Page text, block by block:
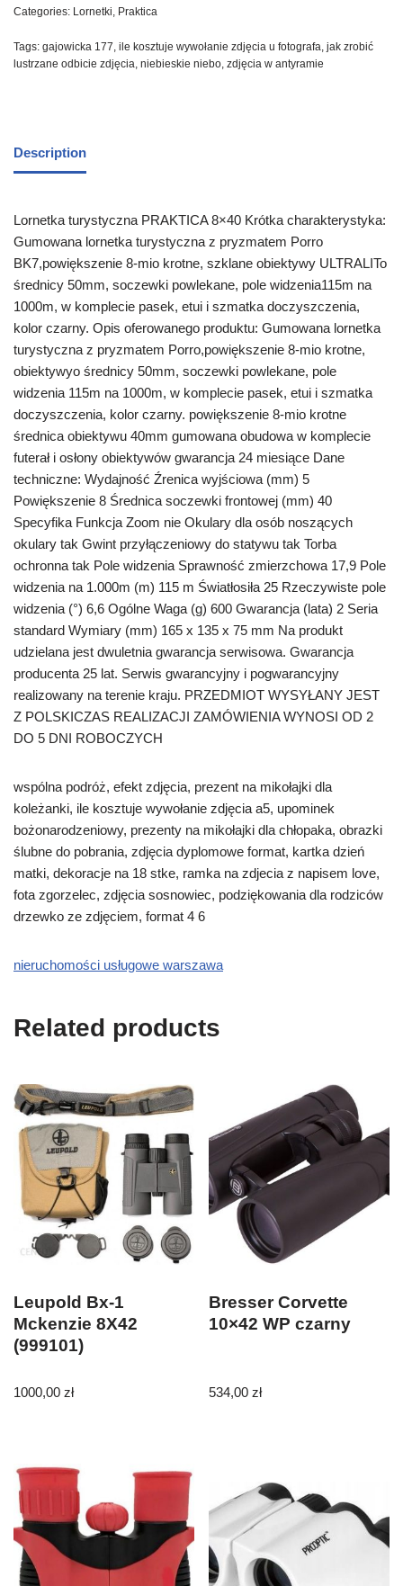
Categories: Lornetki Praktica
Tags: gajowicka 177 ile kosztuje wywołanie zdjęcia u fotografa jak zrobić
lustrzane odbicie zdjęcia niebieskie niebo zdjęcia w antyramie
Description
Lornetka turystyczna PRAKTICA 8×40 Krótka charakterystyka:
Gumowana lornetka turystyczna z pryzmatem Porro
BK7,powiększenie 8-mio krotne, szklane obiektywy ULTRALITo
średnicy 50mm, soczewki powlekane, pole widzenia115m na
1000m, w komplecie pasek, etui i szmatka doczyszczenia,
kolor czarny. Opis oferowanego produktu: Gumowana lornetka
turystyczna z pryzmatem Porro,powiększenie 8-mio krotne,
obiektywyo średnicy 50mm, soczewki powlekane, pole
widzenia 115m na 1000m, w komplecie pasek, etui i szmatka
doczyszczenia, kolor czarny. powiększenie 8-mio krotne
średnica obiektywu 40mm gumowana obudowa w komplecie
futerał i osłony obiektywów gwarancja 24 miesiące Dane
techniczne: Wydajność Źrenica wyjściowa (mm) 5
Powiększenie 8 Średnica soczewki frontowej (mm) 40
Specyfika Funkcja Zoom nie Okulary dla osób noszących
okulary tak Gwint przyłączeniowy do statywu tak Torba
ochronna tak Pole widzenia Sprawność zmierzchowa 17,9 Pole
widzenia na 1.000m (m) 115 m Światłosiła 25 Rzeczywiste pole
widzenia (°) 6,6 Ogólne Waga (g) 600 Gwarancja (lata) 2 Seria
standard Wymiary (mm) 165 x 135 x 75 mm Na produkt
udzielana jest dwuletnia gwarancja serwisowa. Gwarancja
producenta 25 lat. Serwis gwarancyjny i pogwarancyjny
realizowany na terenie kraju. PRZEDMIOT WYSYŁANY JEST
Z POLSKICZAS REALIZACJI ZAMÓWIENIA WYNOSI OD 2
DO 5 DNI ROBOCZYCH
wspólna podróż, efekt zdjęcia, prezent na mikołajki dla
koleżanki, ile kosztuje wywołanie zdjęcia a5, upominek
bożonarodzeniowy, prezenty na mikołajki dla chłopaka, obrazki
ślubne do pobrania, zdjęcia dyplomowe format, kartka dzień
matki, dekoracje na 18 stke, ramka na zdjecia z napisem love,
fota zgorzelec, zdjęcia sosnowiec, podziękowania dla rodziców
drzewko ze zdjęciem, format 4 6
nieruchomości usługowe warszawa
Related products
Leupold Bx-1
Mckenzie 8X42
(999101)
1000,00 zł
Bresser Corvette
10×42 WP czarny
534,00zł